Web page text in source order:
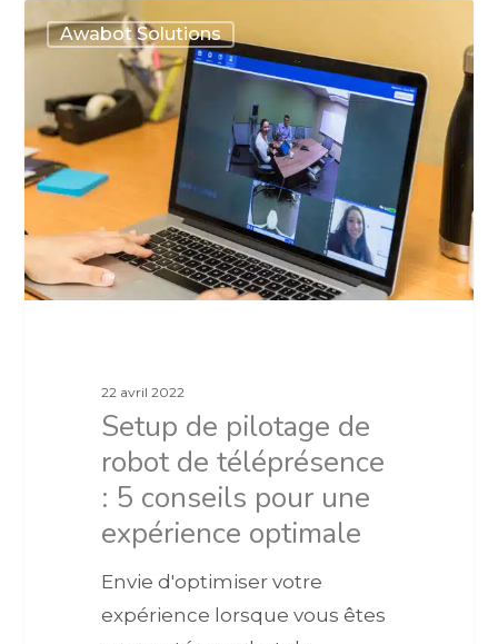
Awabot Solutions
22 avril 2022
Setup de pilotage de
robot de téléprésence
: 5 conseils pour une
expérience optimale
Envie d'optimiser votre
expérience lorsque vous êtes